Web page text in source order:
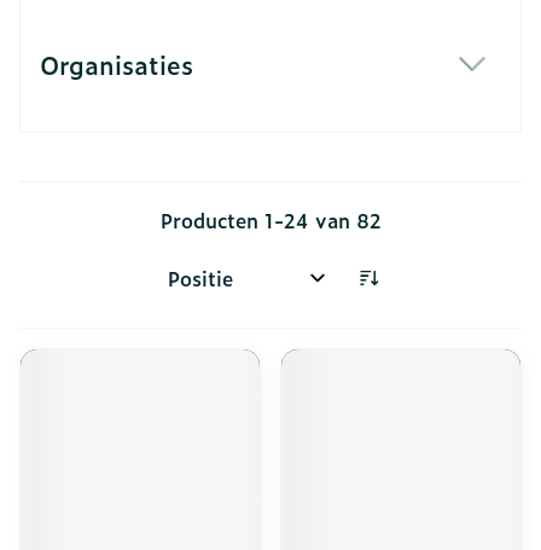
Organisaties
Producten 1-24 van 82
Sorteer op: